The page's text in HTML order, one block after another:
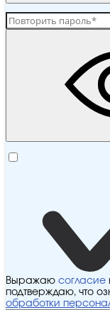
Выражаю согласие
подтверждаю, что
обработки